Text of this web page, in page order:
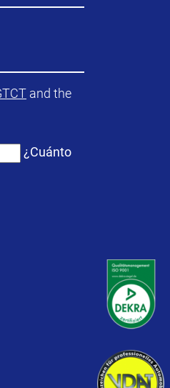
and the
¿Cuánto